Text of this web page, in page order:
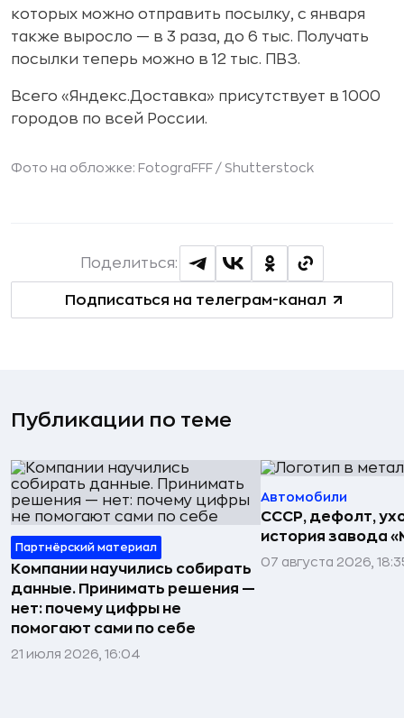
которых можно отправить посылку, с января
также выросло — в 3 раза, до 6 тыс. Получать
посылки теперь можно в 12 тыс. ПВЗ.
Всего «Яндекс.Доставка» присутствует в 1000
городов по всей России.
Фото на обложке: FotograFFF / Shutterstock
Подписаться на телеграм-канал
Поделиться:
Публикации по теме
Партнёрский материал
Компании научились собирать
данные. Принимать решения —
нет: почему цифры не
помогают сами по себе
21 июля 2026, 16:04
Автомобили
СССР, дефолт,
история завода
07 августа 2026,